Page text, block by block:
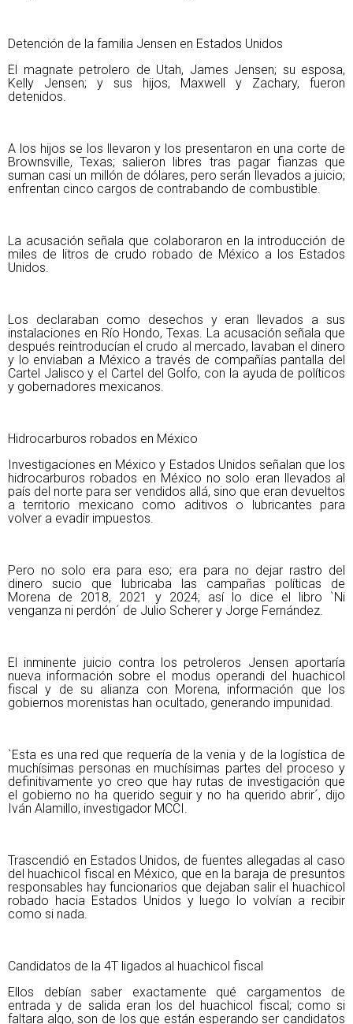
Detención de la familia Jensen en Estados Unidos
El magnate petrolero de Utah, James Jensen; su esposa,
Kelly Jensen; y sus hijos, Maxwell y Zachary, fueron
detenidos.
A los hijos se los llevaron y los presentaron en una corte de
Brownsville, Texas; salieron libres tras pagar fianzas que
suman casi un millón de dólares, pero serán llevados a juicio;
enfrentan cinco cargos de contrabando de combustible.
La acusación señala que colaboraron en la introducción de
miles de litros de crudo robado de México a los Estados
Unidos.
Los declaraban como desechos y eran llevados a sus
instalaciones en Río Hondo, Texas. La acusación señala que
después reintroducían el crudo al mercado, lavaban el dinero
y lo enviaban a México a través de compañías pantalla del
Cartel Jalisco y el Cartel del Golfo, con la ayuda de políticos
y gobernadores mexicanos.
Hidrocarburos robados en México
Investigaciones en México y Estados Unidos señalan que los
hidrocarburos robados en México no solo eran llevados al
país del norte para ser vendidos allá, sino que eran devueltos
a territorio mexicano como aditivos o lubricantes para
volver a evadir impuestos.
Pero no solo era para eso; era para no dejar rastro del
dinero sucio que lubricaba las campañas políticas de
Morena de 2018, 2021 y 2024; así lo dice el libro `Ni
venganza ni perdón´ de Julio Scherer y Jorge Fernández.
El inminente juicio contra los petroleros Jensen aportaría
nueva información sobre el modus operandi del huachicol
fiscal y de su alianza con Morena, información que los
gobiernos morenistas han ocultado, generando impunidad.
`Esta es una red que requería de la venia y de la logística de
muchísimas personas en muchísimas partes del proceso y
definitivamente yo creo que hay rutas de investigación que
el gobierno no ha querido seguir y no ha querido abrir´, dijo
Iván Alamillo, investigador MCCI.
Trascendió en Estados Unidos, de fuentes allegadas al caso
del huachicol fiscal en México, que en la baraja de presuntos
responsables hay funcionarios que dejaban salir el huachicol
robado hacia Estados Unidos y luego lo volvían a recibir
como si nada.
Candidatos de la 4T ligados al huachicol fiscal
Ellos debían saber exactamente qué cargamentos de
entrada y de salida eran los del huachicol fiscal; como si
faltara algo, son de los que están esperando ser candidatos